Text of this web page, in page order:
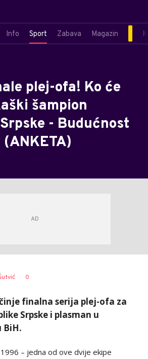
Info Sport Zabava Magazin
plej-ofa! Ko će
šampion
- Budućnost
0
finalna serija plej-ofa za
Srpske i plasman u
BiH.
– jedna od ove dvije ekipe